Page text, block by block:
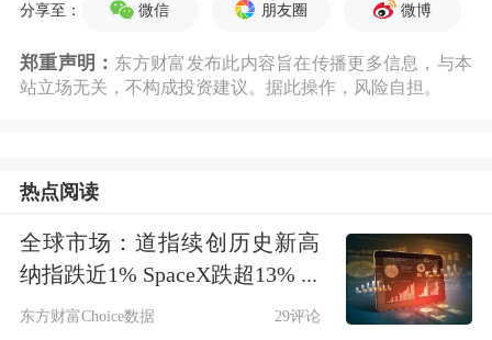
针对近期引发广泛讨论的“财政贴息买
房”建议，李稻葵详细阐释：由中央和
购房成本、打破“不敢买房”的恶性循
环。“老百姓持有的房产资产约300万
亿，是股市的3倍。稳住这个市场，就
分享至： 微信 朋友圈 微博
郑重声明： 东方财富发布此内容旨在传播更多信息，与本
站立场无关，不构成投资建议。据此操作，风险自担。
热点阅读
全球市场：道指续创历史新高
纳指跌近1% SpaceX跌超13% ...
东方财富Choice数据 29评论